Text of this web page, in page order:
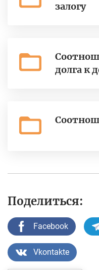
залогу
долга к
Поделиться:
Facebook
Vkontakte